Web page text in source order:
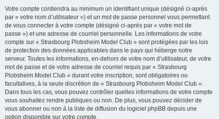
Votre compte contiendra au minimum un identifiant unique (désigné ci-après
par « votre nom d’utilisateur ») et un mot de passe personnel vous permettant
de vous connecter à votre compte (désigné ci-après par « votre mot de
passe ») et une adresse de courriel personnelle. Les informations de votre
compte sur « Strasbourg Plobsheim Model Club » sont protégées par les lois
de protection des données applicables dans le pays qui héberge notre
serveur. Toutes les informations, en-dehors de votre nom d’utilisateur, de votre
mot de passe et de votre adresse de courriel requis par « Strasbourg
Plobsheim Model Club » durant votre inscription, sont obligatoires ou
facultatives, à la seule discrétion de « Strasbourg Plobsheim Model Club ».
Dans tous les cas, vous pouvez contrôler quelles informations de votre compte
vous souhaitez rendre publiques ou non. De plus, vous pouvez décider de
vous abonner ou non à la liste de diffusion du logiciel phpBB depuis une
option disponible sur votre compte.